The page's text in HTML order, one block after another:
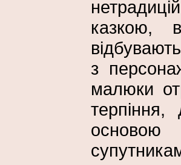
казкою,
з
малюки
терпіння,
основою